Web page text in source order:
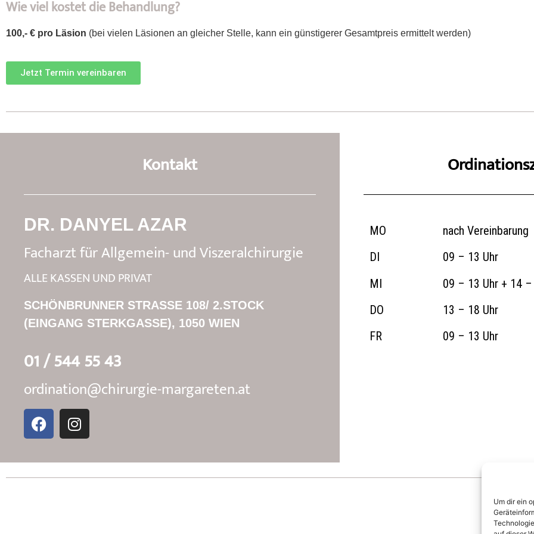
Um dir ein
Wie viel kostet die Behandlung?
100,- € pro Läsion (bei vielen Läsionen an gleicher Stelle, kann ein günstigerer Gesamtpreis ermittelt werden)
Jetzt Termin vereinbaren
Kontakt
DR. DANYEL AZAR
Facharzt für Allgemein- und Viszeralchirurgie
ALLE KASSEN UND PRIVAT
SCHÖNBRUNNER STRASSE 108/ 2.STOCK
(EINGANG STERKGASSE), 1050 WIEN
01 / 544 55 43
ordination@chirurgie-margareten.at
MO
DI
MI
DO
FR
nach Vereinbarung
09 – 13 Uhr
09 – 13 Uhr + 14 –
13 – 18 Uhr
09 – 13 Uhr